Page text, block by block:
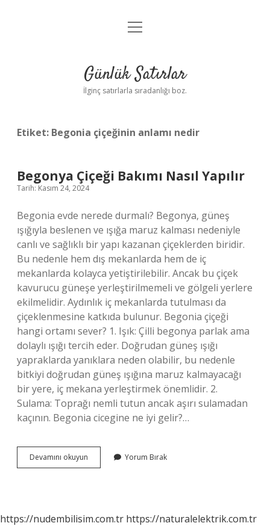
Anasayfa
Yasal Uyarı
menüyü
Günlük Satırlar
İlginç satırlarla sıradanlığı boz.
Etiket: Begonia çiçeğinin anlamı nedir
Begonya Çiçeği Bakımı Nasıl Yapılır
Tarih: Kasım 24, 2024
Begonia evde nerede durmalı? Begonya, güneş
ışığıyla beslenen ve ışığa maruz kalması nedeniyle
canlı ve sağlıklı bir yapı kazanan çiçeklerden biridir.
Bu nedenle hem dış mekanlarda hem de iç
mekanlarda kolayca yetiştirilebilir. Ancak bu çiçek
kavurucu güneşe yerleştirilmemeli ve gölgeli yerlere
ekilmelidir. Aydınlık iç mekanlarda tutulması da
çiçeklenmesine katkıda bulunur. Begonia çiçeği
hangi ortamı sever? 1. Işık: Çilli begonya parlak ama
dolaylı ışığı tercih eder. Doğrudan güneş ışığı
yapraklarda yanıklara neden olabilir, bu nedenle
bitkiyi doğrudan güneş ışığına maruz kalmayacağı
bir yere, iç mekana yerleştirmek önemlidir. 2.
Sulama: Toprağı nemli tutun ancak aşırı sulamadan
kaçının. Begonia cicegine ne iyi gelir?…
Devamını okuyun Begonya
Çiçeği
Yorum Bırak
https://nudembilisim.com.tr https://naturalelektrik.com.tr